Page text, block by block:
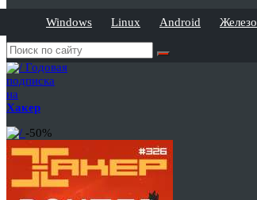
Windows Linux Android Железо
Годовая
подписка
на
Хакер
-50%